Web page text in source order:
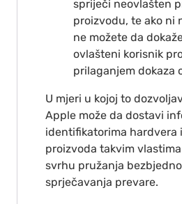
spriječi neovlašten
proizvodu, te ako ni
ne možete da
ovlašteni korisnik
prilaganjem dokaza
U mjeri u kojoj to
Apple može da dostavi
identifikatorima hardvera
proizvoda takvim
svrhu pružanja
sprječavanja prevare.